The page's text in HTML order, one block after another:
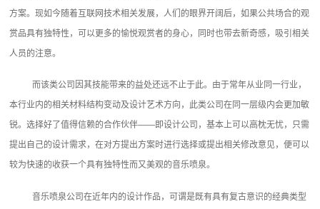
方案。现如今随着互联网技术相关发展，人们的眼界开阔后，如果公共场合的观
赏品具有独特性，可以更多的愉悦观赏者的身心，同时也带去新奇感，吸引相关
人员的注意。
而该类公司因其技能带来的益处还远不止于此。由于常年从业同一行业，
本行业内的相关材料结构变动及设计艺术方向，此类公司在同一层级内会更加敏
锐。选择好了值得信赖的合作伙伴——即设计公司，基本上可以高枕无忧，只需
提出自己的设计需求，在对方提出方案时进行选择或提出相关修改意见，便可以
较为快速的收获一个具有独特性而又美观的音乐喷泉。
音乐喷泉公司在近年内的设计作品，可谓是既有具有复古意识的经典类型